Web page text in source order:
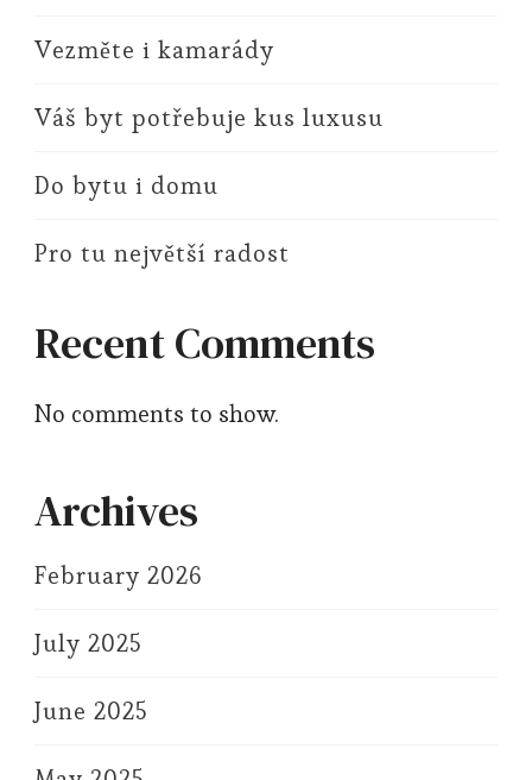
Vezměte i kamarády
Váš byt potřebuje kus luxusu
Do bytu i domu
Pro tu největší radost
Recent Comments
No comments to show.
Archives
February 2026
July 2025
June 2025